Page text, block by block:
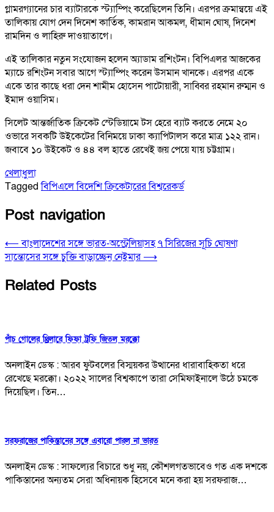
গ্লামরগ্যানের চার ব্যাটারকে স্ট্যাম্পিং করেছিলেন তিনি। এরপর ক্রমান্বয়ে এই
তালিকায় যোগ দেন দিনেশ কার্তিক, কামরান আকমল, ধীমান ঘোষ, দিনেশ
রামদিন ও লাহিরু দাওয়াতাগে।
এই তালিকার নতুন সংযোজন হলেন অ্যাডাম রশিংটন। বিপিএলর আজকের
ম্যাচে রশিংটন সবার আগে স্ট্যাম্পিং করেন উসমান খানকে। এরপর একে
একে তার কাছে ধরা দেন শামীম হোসেন পাটোয়ারী, সাব্বির রহমান রুম্মন ও
ইমাদ ওয়াসিম।
সিলেট আন্তর্জাতিক ক্রিকেট স্টেডিয়ামে টস হেরে ব্যাট করতে নেমে ২০
ওভারে সবকটি উইকেটের বিনিময়ে ঢাকা ক্যাপিটালস করে মাত্র ১২২ রান।
জবাবে ১০ উইকেট ও ৪৪ বল হাতে রেখেই জয় পেয়ে যায় চট্টগ্রাম।
খেলাধুলা
Taggedবিপিএলে বিদেশি ক্রিকেটারের বিশ্বরেকর্ড
Post navigation
⟵ বাংলাদেশের সঙ্গে ভারত-অস্ট্রেলিয়াসহ ৭ সিরিজের সূচি ঘোষণা
সান্তোসের সঙ্গে চুক্তি বাড়াচ্ছেন নেইমার ⟶
Related Posts
পাঁচ গোলের থ্রিলারে ফিফা ট্রফি জিতল মরক্কো
অনলাইন ডেস্ক : আরব ফুটবলের বিস্ময়কর উত্থানের ধারাবাহিকতা ধরে
রেখেছে মরক্কো। ২০২২ সালের বিশ্বকাপে তারা সেমিফাইনালে উঠে চমকে
দিয়েছিল। তিন…
সরফরাজের পাকিস্তানের সঙ্গে এবারো পারল না ভারত
অনলাইন ডেস্ক : সাফল্যের বিচারে শুধু নয়, কৌশলগতভাবেও গত এক দশকে
পাকিস্তানের অন্যতম সেরা অধিনায়ক হিসেবে মনে করা হয় সরফরাজ…